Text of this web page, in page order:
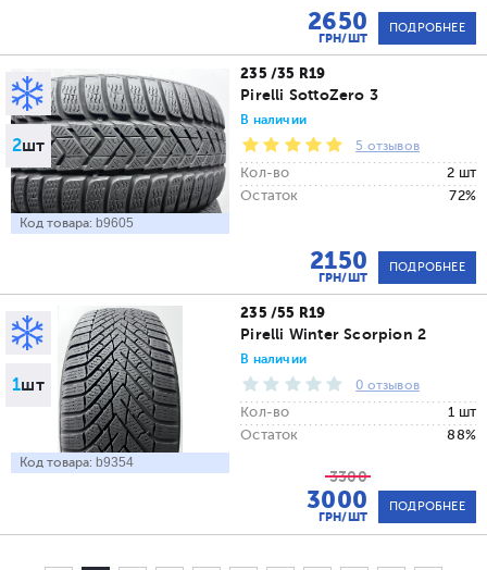
2650
ГРН/ШТ
ПОДРОБНЕЕ
2шт
Код товара: b9605
235 /35 R19
Pirelli SottoZero 3
В наличии
5 отзывов
Кол-во
2 шт
Остаток
72%
2150
ГРН/ШТ
ПОДРОБНЕЕ
1шт
Код товара: b9354
235 /55 R19
Pirelli Winter Scorpion 2
В наличии
0 отзывов
Кол-во
1 шт
Остаток
88%
3300
3000
ГРН/ШТ
ПОДРОБНЕЕ